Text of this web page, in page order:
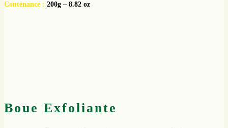
Contenance : 200g – 8.82 oz
Boue Exfoliante